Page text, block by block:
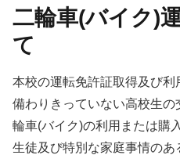
二輪車(バイク)
て
本校の運転免許証取得及び
備わりきっていない高校生
輪車(バイク)の利用または購
生徒及び特別な家庭事情のあ